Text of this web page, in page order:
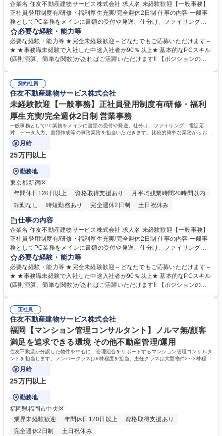
企業名 住友不動産建物サービス株式会社 求人名 未経験歓迎【一般事務】
正社員登用制度有/研修・福利厚生充実/完全週休2日制 仕事の内容 一般事
務としてPC業務をメインに書類の受付や発送、仕分け、ファイリング、
電話応対、データ入力、書類作成等の事務業務を担当いただきます。比較
的簡単な業務からお任せし、徐々に業務の幅を広げていきます。 【具体的
に】■データ入力、集計作業、書類作成 ■書類の受付、発送、仕分け、分
類、ファイリング ■電話応対■その他サポート業務等 【入社後について】
つけてください。 募集職種 未経験歓迎【一般事務】正社員登用制度有/研
修・福利厚生充実/完全週休2日制
必要な経験・能力等
必要な経験・能力等 ★完全未経験歓迎～どなたでもご応募いただけます～
★ ★事務職未経験で入社した中途入社者が90％以上★ 基本的なPCスキル
(四則演算、簡単な関数)があればご活躍いただけます!! 【ポジションの魅
ト：Excelのeラーニングを導入。よく使う操作や知っておくと便利な機
能、複雑な分析も容易にできる操作といった内容の動画を配信中。段階的
に難易度が上がるため、ご自身のレベルにあわせてご利用いただけます。
学歴・資格 学歴：大学院 大学 高専 短大 専修学校 語学力： 資格：
契約社員
住友不動産建物サービス株式会社
未経験歓迎【一般事務】正社員登用制度有/研修・福利
厚生充実/完全週休2日制 営業事務
一般事務としてPC業務をメインに書類の受付や発送、仕分け、ファイリング、電話応
対、データ入力、書類作成等の事務業務を担当いただきます。比較的簡単な業務からお任
せし、徐々に業務の幅を広げていきます。
月給
25万円以上
勤務地
東京都新宿区
年間休日120日以上
資格取得支援あり
月平均残業時間20時間以内
転勤なし
時短勤務あり 完全週休2日制 土日祝休み
仕事の内容
企業名 住友不動産建物サービス株式会社 求人名 未経験歓迎【一般事務】
正社員登用制度有/研修・福利厚生充実/完全週休2日制 仕事の内容 一般事
務としてPC業務をメインに書類の受付や発送、仕分け、ファイリング、
電話応対、データ入力、書類作成等の事務業務を担当いただきます。比較
的簡単な業務からお任せし、徐々に業務の幅を広げていきます。 【具体的
に】■データ入力、集計作業、書類作成 ■書類の受付、発送、仕分け、分
類、ファイリング ■電話応対■その他サポート業務等 【入社後について】
つけてください。 募集職種 未経験歓迎【一般事務】正社員登用制度有/研
修・福利厚生充実/完全週休2日制
必要な経験・能力等
必要な経験・能力等 ★完全未経験歓迎～どなたでもご応募いただけます～
★ ★事務職未経験で入社した中途入社者が90％以上★ 基本的なPCスキル
(四則演算、簡単な関数)があればご活躍いただけます!! 【ポジションの魅
ト：Excelのeラーニングを導入。よく使う操作や知っておくと便利な機
能、複雑な分析も容易にできる操作といった内容の動画を配信中。段階的
に難易度が上がるため、ご自身のレベルにあわせてご利用いただけます。
学歴・資格 学歴：大学院 大学 高専 短大 専修学校 語学力： 資格：
正社員
住友不動産建物サービス株式会社
福岡【マンション管理コンサルタント】ノルマ無/顧客
満足を追求できる環境 その他不動産管理/運用
住友不動産が分譲した物件を中心に、管理組合をサポートするマンション管理コンサルタ
ントを担当します。メンバークラスは8棟程度を担当。主任クラスは大型物件2～3棟程度
を担当※業界最少水準の管理棟数です。
月給
25万円以上
勤務地
福岡県福岡市中央区
業界未経験歓迎
年間休日120日以上
資格取得支援あり
完全週休2日制
土日祝休み